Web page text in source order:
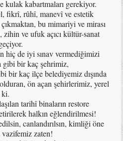
kulak kabartmaları gerekiyor.
fikrî, rûhî, manevî ve estetik
bu mimariyi ve mirası
zihin ve ufuk açıcı kültür-sanat
hiç de iyi sınav vermediğimizi
gibi bir kaç şehrimiz,
bir kaç ilçe belediyemiz dışında
ön açan şehirlerimiz, yerel
ki.
tarihî binaların restore
halkın eğlendirilmesi!
canlandırılsın, kimliği öne
vazifemiz zaten!